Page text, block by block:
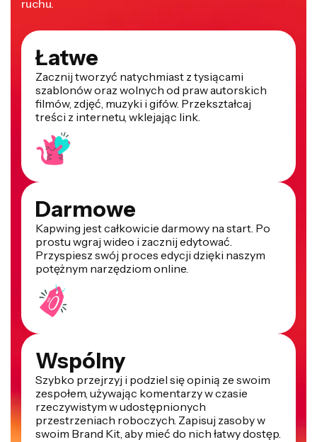
ruchu.
Łatwe
Zacznij tworzyć natychmiast z tysiącami
szablonów oraz wolnych od praw autorskich
filmów, zdjęć, muzyki i gifów. Przekształcaj
treści z internetu, wklejając link.
Darmowe
Kapwing jest całkowicie darmowy na start. Po
prostu wgraj wideo i zacznij edytować.
Przyspiesz swój proces edycji dzięki naszym
potężnym narzędziom online.
Wspólny
Szybko przejrzyj i podziel się opinią ze swoim
zespołem, używając komentarzy w czasie
rzeczywistym w udostępnionych
przestrzeniach roboczych. Zapisuj zasoby w
swoim Brand Kit, aby mieć do nich łatwy dostęp.